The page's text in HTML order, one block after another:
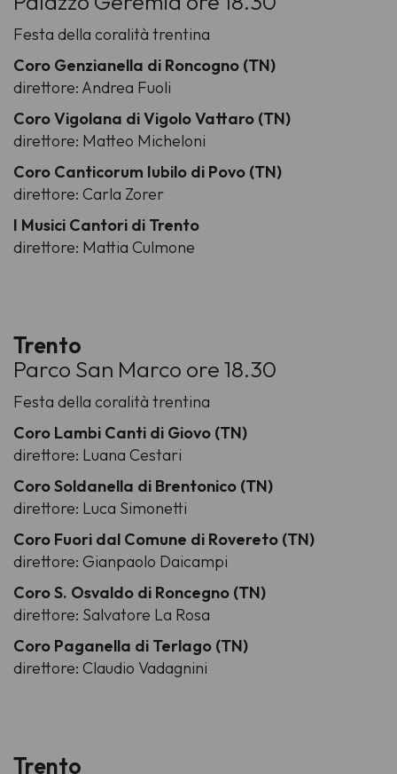
Festa della coralità trentina
Coro Genzianella di Roncogno (TN)
direttore: Andrea Fuoli
Coro Vigolana di Vigolo Vattaro (TN)
direttore: Matteo Micheloni
Coro Canticorum Iubilo di Povo (TN)
direttore: Carla Zorer
I Musici Cantori di Trento
direttore: Mattia Culmone
Trento
Parco San Marco ore 18.30
Festa della coralità trentina
Coro Lambi Canti di Giovo (TN)
direttore: Luana Cestari
Coro Soldanella di Brentonico (TN)
direttore: Luca Simonetti
Coro Fuori dal Comune di Rovereto (TN)
direttore: Gianpaolo Daicampi
Coro S. Osvaldo di Roncegno (TN)
direttore: Salvatore La Rosa
Coro Paganella di Terlago (TN)
direttore: Claudio Vadagnini
Trento